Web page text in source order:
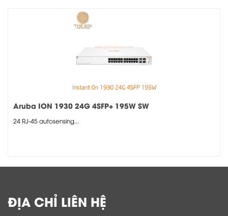
Aruba ION 1930 24G 4SFP+ 195W SW
24 RJ-45 autosensing...
ĐỊA CHỈ LIÊN HỆ